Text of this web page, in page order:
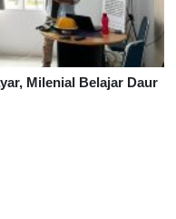
Milenial Belajar Daur